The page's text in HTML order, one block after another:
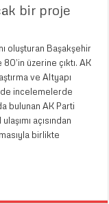
bir proje
oluşturan Başakşehir
üzerine çıktı. AK
ve Altyapı
incelemelerde
bulunan AK Parti
açısından
birlikte